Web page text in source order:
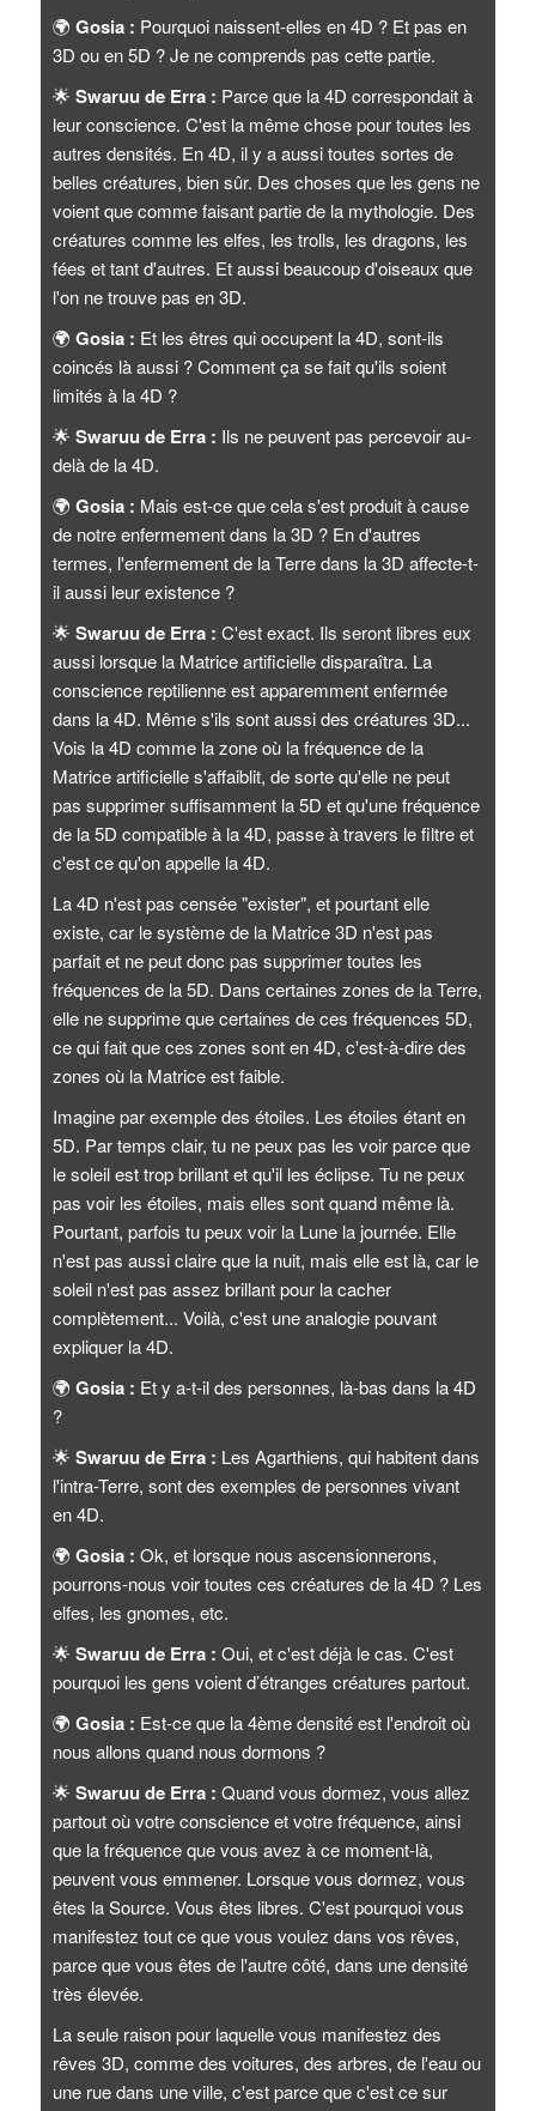
🌍 Gosia : Pourquoi naissent-elles en 4D ? Et pas en
3D ou en 5D ? Je ne comprends pas cette partie.
🌟 Swaruu de Erra : Parce que la 4D correspondait à
leur conscience. C'est la même chose pour toutes les
autres densités. En 4D, il y a aussi toutes sortes de
belles créatures, bien sûr. Des choses que les gens ne
voient que comme faisant partie de la mythologie. Des
créatures comme les elfes, les trolls, les dragons, les
fées et tant d'autres. Et aussi beaucoup d'oiseaux que
l'on ne trouve pas en 3D.
🌍 Gosia : Et les êtres qui occupent la 4D, sont-ils
coincés là aussi ? Comment ça se fait qu'ils soient
limités à la 4D ?
🌟 Swaruu de Erra : Ils ne peuvent pas percevoir au-
delà de la 4D.
🌍 Gosia : Mais est-ce que cela s'est produit à cause
de notre enfermement dans la 3D ? En d'autres
termes, l'enfermement de la Terre dans la 3D affecte-t-
il aussi leur existence ?
🌟 Swaruu de Erra : C'est exact. Ils seront libres eux
aussi lorsque la Matrice artificielle disparaîtra. La
conscience reptilienne est apparemment enfermée
dans la 4D. Même s'ils sont aussi des créatures 3D...
Vois la 4D comme la zone où la fréquence de la
Matrice artificielle s'affaiblit, de sorte qu'elle ne peut
pas supprimer suffisamment la 5D et qu'une fréquence
de la 5D compatible à la 4D, passe à travers le filtre et
c'est ce qu'on appelle la 4D.
La 4D n'est pas censée "exister", et pourtant elle
existe, car le système de la Matrice 3D n'est pas
parfait et ne peut donc pas supprimer toutes les
fréquences de la 5D. Dans certaines zones de la Terre,
elle ne supprime que certaines de ces fréquences 5D,
ce qui fait que ces zones sont en 4D, c'est-à-dire des
zones où la Matrice est faible.
Imagine par exemple des étoiles. Les étoiles étant en
5D. Par temps clair, tu ne peux pas les voir parce que
le soleil est trop brillant et qu'il les éclipse. Tu ne peux
pas voir les étoiles, mais elles sont quand même là.
Pourtant, parfois tu peux voir la Lune la journée. Elle
n'est pas aussi claire que la nuit, mais elle est là, car le
soleil n'est pas assez brillant pour la cacher
complètement... Voilà, c'est une analogie pouvant
expliquer la 4D.
🌍 Gosia : Et y a-t-il des personnes, là-bas dans la 4D
?
🌟 Swaruu de Erra : Les Agarthiens, qui habitent dans
l'intra-Terre, sont des exemples de personnes vivant
en 4D.
🌍 Gosia : Ok, et lorsque nous ascensionnerons,
pourrons-nous voir toutes ces créatures de la 4D ? Les
elfes, les gnomes, etc.
🌟 Swaruu de Erra : Oui, et c'est déjà le cas. C'est
pourquoi les gens voient d’étranges créatures partout.
🌍 Gosia : Est-ce que la 4ème densité est l'endroit où
nous allons quand nous dormons ?
🌟 Swaruu de Erra : Quand vous dormez, vous allez
partout où votre conscience et votre fréquence, ainsi
que la fréquence que vous avez à ce moment-là,
peuvent vous emmener. Lorsque vous dormez, vous
êtes la Source. Vous êtes libres. C'est pourquoi vous
manifestez tout ce que vous voulez dans vos rêves,
parce que vous êtes de l'autre côté, dans une densité
très élevée.
La seule raison pour laquelle vous manifestez des
rêves 3D, comme des voitures, des arbres, de l'eau ou
une rue dans une ville, c'est parce que c'est ce sur